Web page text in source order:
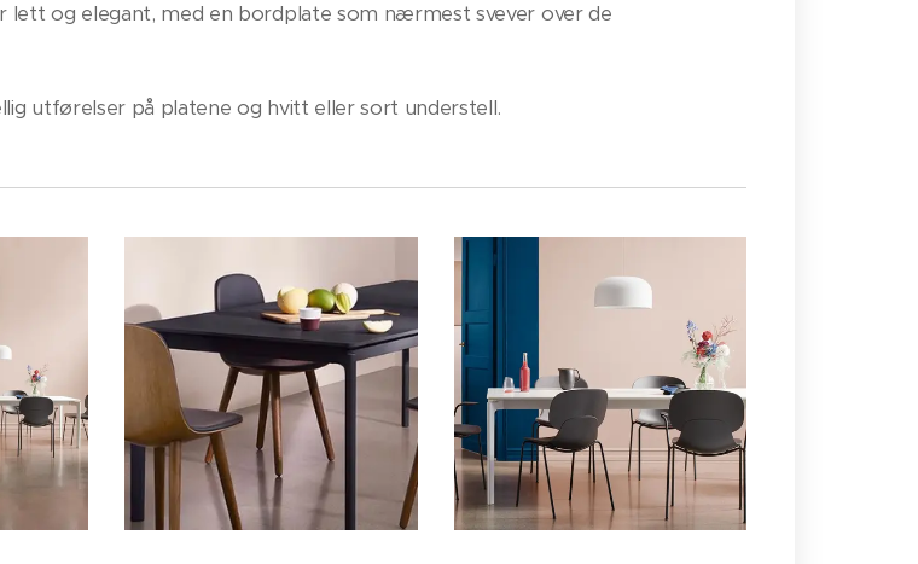
lett og elegant, med en bordplate som nærmest svever over de
utførelser på platene og hvitt eller sort understell.